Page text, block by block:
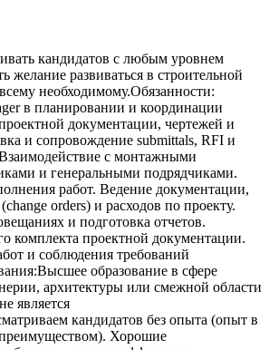
кандидатов с любым уровнем
желание развиваться в строительной
необходимому.Обязанности:
в планировании и координации
документации, чертежей и
и сопровождение submittals, RFI и
Взаимодействие с монтажными
и генеральными подрядчиками.
работ. Ведение документации,
orders) и расходов по проекту.
и подготовка отчетов.
комплекта проектной документации.
и соблюдения требований
образование в сфере
архитектуры или смежной области
является
кандидатов без опыта (опыт в
преимуществом). Хорошие